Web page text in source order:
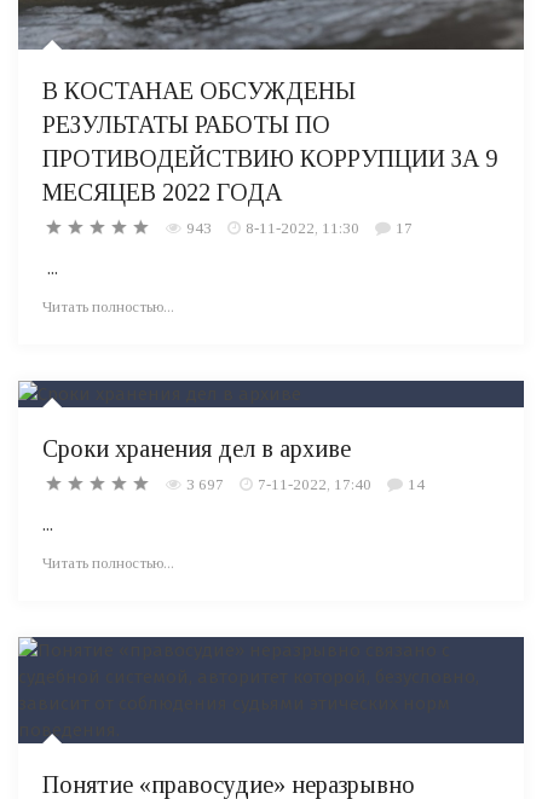
В КОСТАНАЕ ОБСУЖДЕНЫ
РЕЗУЛЬТАТЫ РАБОТЫ ПО
ПРОТИВОДЕЙСТВИЮ КОРРУПЦИИ ЗА 9
МЕСЯЦЕВ 2022 ГОДА
943 8-11-2022, 11:30 17
...
Читать полностью...
Сроки хранения дел в архиве
3 697 7-11-2022, 17:40 14
...
Читать полностью...
Понятие «правосудие» неразрывно